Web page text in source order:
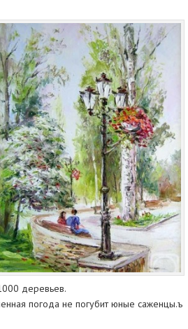
деревьев.
погода не погубит юные саженцы.ъ